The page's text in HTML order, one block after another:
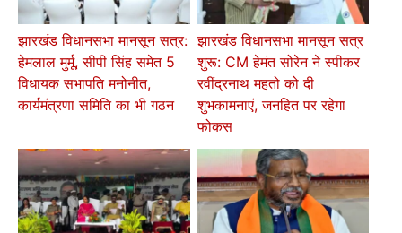
झारखंड विधानसभा मानसून सत्र:
हेमलाल मुर्मू, सीपी सिंह समेत 5
विधायक सभापति मनोनीत,
कार्यमंत्रणा समिति का भी गठन
झारखंड विधानसभा मानसून सत्र
शुरू: CM हेमंत सोरेन ने स्पीकर
रवींद्रनाथ महतो को दी
शुभकामनाएं, जनहित पर रहेगा
फोकस